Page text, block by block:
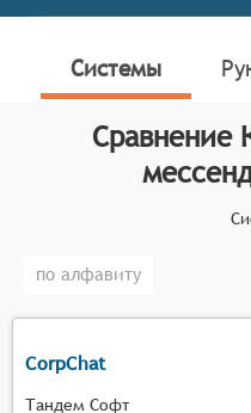
рабочей среде.
Классификатор
определяет
для систем. Для
мессенджеров
соответствовать
Безопасность и
шифрование
пользователей
Интеграция с
различными
Системы
Сравнение
по алфавиту
CorpChat
Тандем Софт